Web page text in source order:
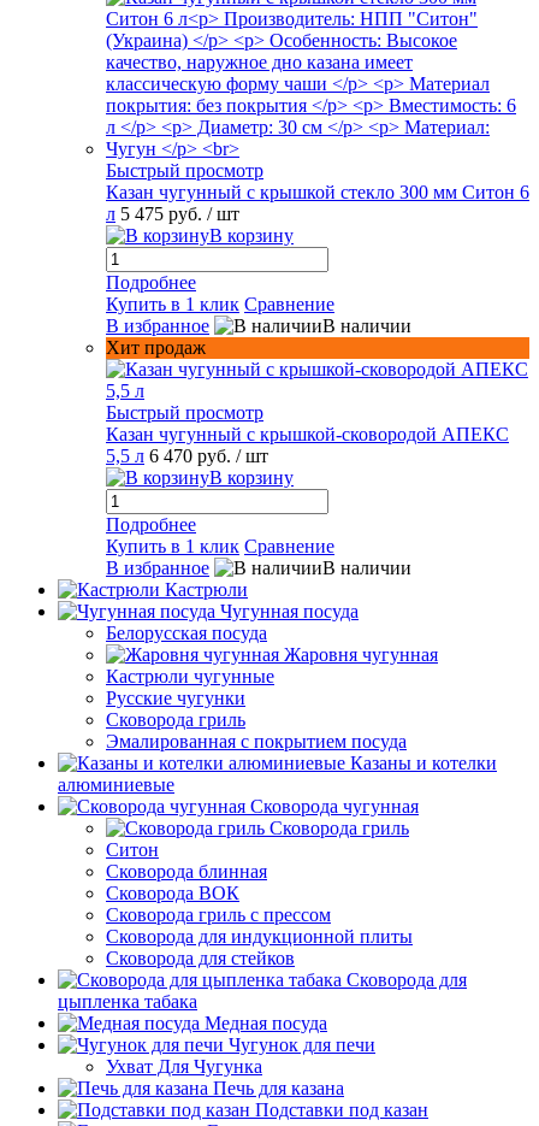
Быстрый просмотр
Казан чугунный с крышкой стекло 300 мм Ситон 6
л 5 475 руб. / шт
В корзину
Подробнее
Купить в 1 клик Сравнение
В избранное
В наличии
Хит продаж
Быстрый просмотр
Казан чугунный с крышкой-сковородой АПЕКС
5,5 л 6 470 руб. / шт
В корзину
Подробнее
Купить в 1 клик Сравнение
В избранное
В наличии
Кастрюли
Чугунная посуда
Белорусская посуда
Жаровня чугунная
Кастрюли чугунные
Русские чугунки
Сковорода гриль
Эмалированная с покрытием посуда
Казаны и котелки
алюминиевые
Сковорода чугунная
Сковорода гриль
Ситон
Сковорода блинная
Сковорода ВОК
Сковорода гриль с прессом
Сковорода для индукционной плиты
Сковорода для стейков
Сковорода для
цыпленка табака
Медная посуда
Чугунок для печи
Ухват Для Чугунка
Печь для казана
Подставки под казан